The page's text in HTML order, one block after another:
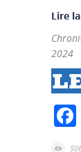
Lire
2024